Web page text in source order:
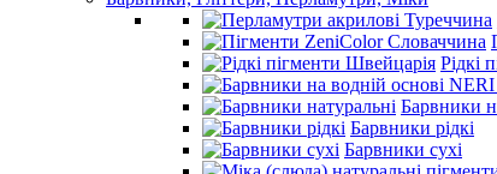
Рідкі
Барвники
Барвники рідкі
Барвники сухі